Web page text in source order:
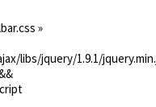
de auto-masajes
escolares).
– 35000 Rennes
»
libs/jquery/1.9.1/